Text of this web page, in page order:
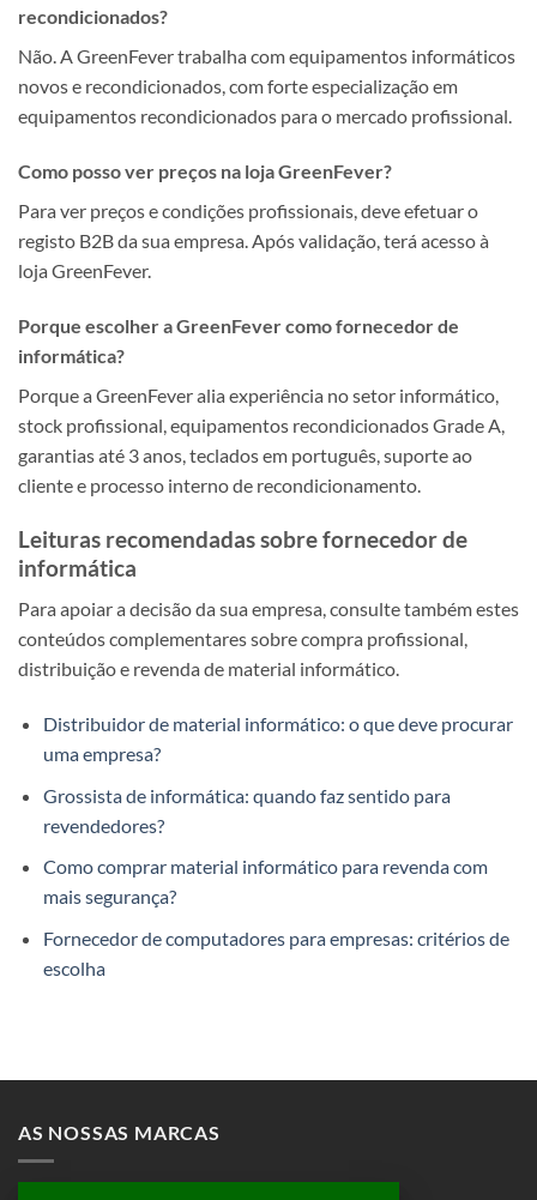
recondicionados?
Não. A GreenFever trabalha com equipamentos informáticos
novos e recondicionados, com forte especialização em
equipamentos recondicionados para o mercado profissional.
Como posso ver preços na loja GreenFever?
Para ver preços e condições profissionais, deve efetuar o
registo B2B da sua empresa. Após validação, terá acesso à
loja GreenFever.
Porque escolher a GreenFever como fornecedor de
informática?
Porque a GreenFever alia experiência no setor informático,
stock profissional, equipamentos recondicionados Grade A,
garantias até 3 anos, teclados em português, suporte ao
cliente e processo interno de recondicionamento.
Leituras recomendadas sobre fornecedor de
informática
Para apoiar a decisão da sua empresa, consulte também estes
conteúdos complementares sobre compra profissional,
distribuição e revenda de material informático.
Distribuidor de material informático: o que deve procurar
uma empresa?
Grossista de informática: quando faz sentido para
revendedores?
Como comprar material informático para revenda com
mais segurança?
Fornecedor de computadores para empresas: critérios de
escolha
AS NOSSAS MARCAS